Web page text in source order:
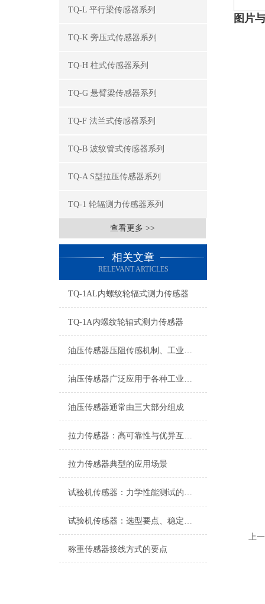
TQ-L 平行梁传感器系列
TQ-K 旁压式传感器系列
TQ-H 柱式传感器系列
TQ-G 悬臂梁传感器系列
TQ-F 法兰式传感器系列
TQ-B 波纹管式传感器系列
TQ-A S型拉压传感器系列
TQ-1 轮辐测力传感器系列
查看更多 >>
相关文章
RELEVANT ARTICLES
TQ-1AL内螺纹轮辐式测力传感器
TQ-1A内螺纹轮辐式测力传感器
油压传感器压阻传感机制、工业工况适配与标准化运维管理
油压传感器广泛应用于各种工业自控环境
油压传感器通常由三大部分组成
拉力传感器：高可靠性与优异互换性的技术解析
拉力传感器典型的应用场景
试验机传感器：力学性能测试的核心组件解析
试验机传感器：选型要点、稳定性及分类详解
称重传感器接线方式的要点
图片
上